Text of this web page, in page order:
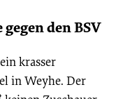
den BSV
krasser
in Weyhe. Der